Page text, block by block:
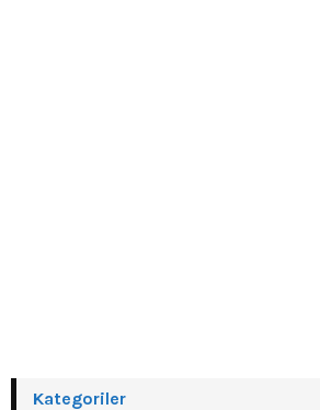
Kategoriler